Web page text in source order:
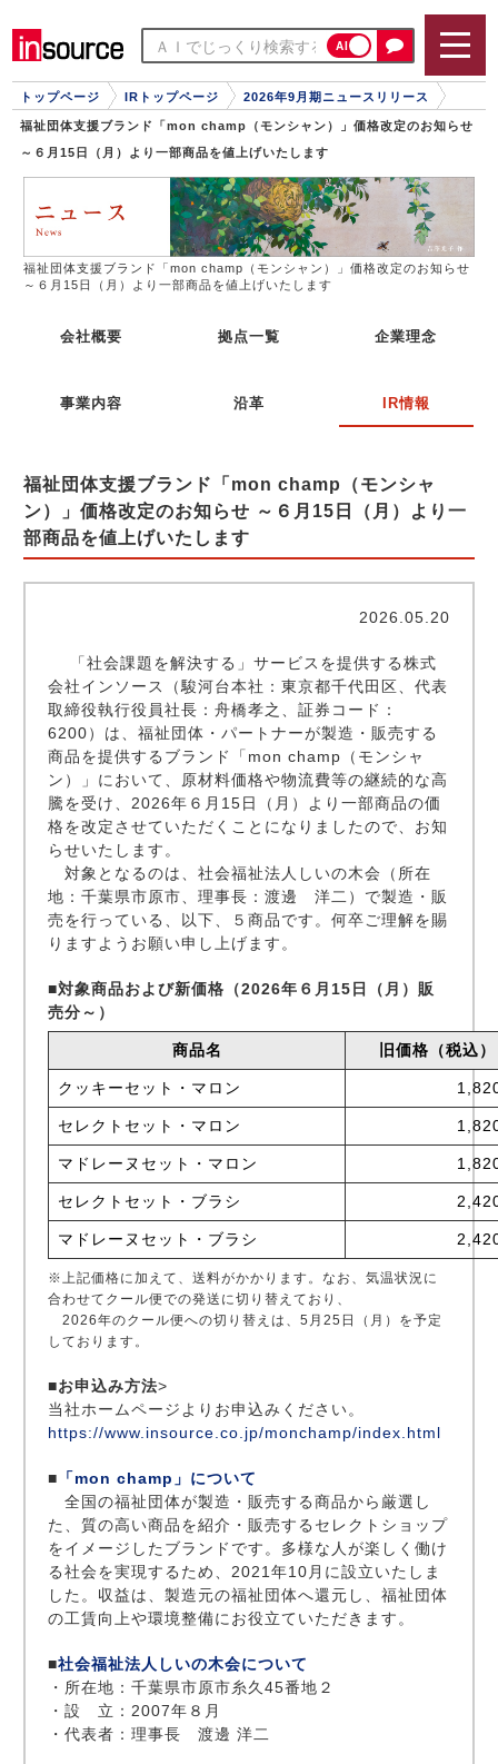
AI
トップページ IRトップページ 2026年9月期ニュースリリース
福祉団体支援ブランド「mon champ（モンシャン）」価格改定のお知らせ
～６月15日（月）より一部商品を値上げいたします
福祉団体支援ブランド「mon champ（モンシャン）」価格改定のお知らせ
～６月15日（月）より一部商品を値上げいたします
会社概要 拠点一覧 企業理念
事業内容 沿革 IR情報
福祉団体支援ブランド「mon champ（モンシャ
ン）」価格改定のお知らせ ～６月15日（月）より一
部商品を値上げいたします
2026.05.20
「社会課題を解決する」サービスを提供する株式
会社インソース（駿河台本社：東京都千代田区、代表
取締役執行役員社長：舟橋孝之、証券コード：
6200）は、福祉団体・パートナーが製造・販売する
商品を提供するブランド「mon champ（モンシャ
ン）」において、原材料価格や物流費等の継続的な高
騰を受け、2026年６月15日（月）より一部商品の価
格を改定させていただくことになりましたので、お知
らせいたします。
対象となるのは、社会福祉法人しいの木会（所在
地：千葉県市原市、理事長：渡邊 洋二）で製造・販
売を行っている、以下、５商品です。何卒ご理解を賜
りますようお願い申し上げます。
■対象商品および新価格（2026年６月15日（月）販
売分～）
商品名 旧価格（税込）
クッキーセット・マロン
セレクトセット・マロン
マドレーヌセット・マロン
セレクトセット・ブラシ
マドレーヌセット・ブラシ
※上記価格に加えて、送料がかかります。なお、気温状況に
合わせてクール便での発送に切り替えており、
2026年のクール便への切り替えは、5月25日（月）を予定
しております。
■お申込み方法>
当社ホームページよりお申込みください。
https://www.insource.co.jp/monchamp/index.html
■ 「mon champ」について
全国の福祉団体が製造・販売する商品から厳選し
た、質の高い商品を紹介・販売するセレクトショップ
をイメージしたブランドです。多様な人が楽しく働け
る社会を実現するため、2021年10月に設立いたしま
した。収益は、製造元の福祉団体へ還元し、福祉団体
の工賃向上や環境整備にお役立ていただきます。
■社会福祉法人しいの木会について
・所在地：千葉県市原市糸久45番地２
・設 立：2007年８月
・代表者：理事長 渡邊 洋二